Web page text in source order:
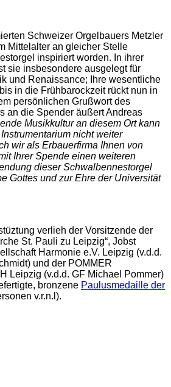
Schweizer Orgelbauers Metzler
Mittelalter an gleicher Stelle
inspiriert worden. In ihrer
sie insbesondere ausgelegt für
und Renaissance; Ihre wesentliche
in die Frühbarockzeit rückt nun in
persönlichen Grußwort des
an die Spender äußert Andreas
Musikkultur an diesem Ort kann
nicht weiter
wir als Erbauerfirma Ihnen von
Ihrer Spende einen weiteren
dieser Schwalbennestorgel
Gottes und zur Ehre der Universität
verlieh der Vorsitzende der
St. Pauli zu Leipzig“, Jobst
Harmonie e.V. Leipzig (v.d.d.
und der POMMER
Leipzig (v.d.d. GF Michael Pommer)
bronzene Paulusmedaille der
v.r.n.l).